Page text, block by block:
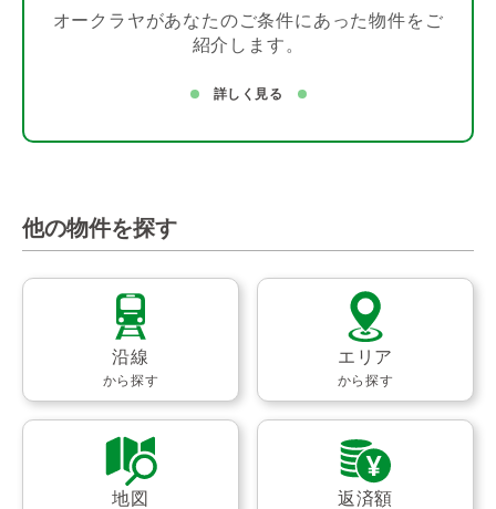
オークラヤがあなたのご条件にあった物件をご
紹介します。
詳しく見る
他の物件を探す
沿線
から探す
エリア
から探す
地図 返済額